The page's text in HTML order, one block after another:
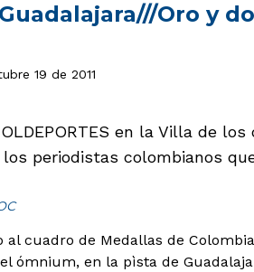
Guadalajara///Oro y
19 de 2011
en la Villa de
periodistas colombianos
cuadro de Medallas de
ómnium, en la pìsta de